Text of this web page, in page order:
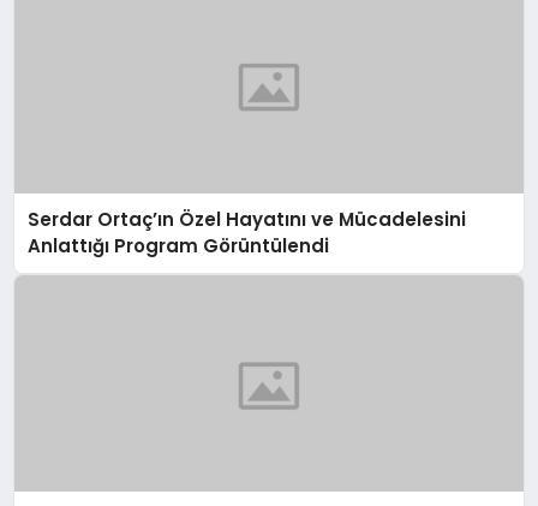
Serdar Ortaç’ın Özel Hayatını ve Mücadelesini
Anlattığı Program Görüntülendi